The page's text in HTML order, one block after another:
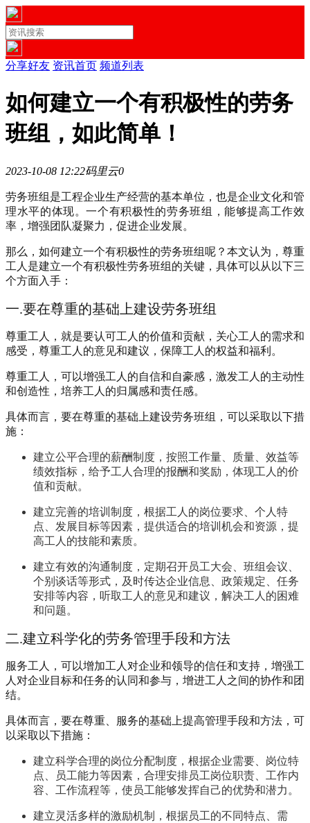
分享好友 资讯首页 频道列表
如何建立一个有积极性的劳务
班组，如此简单！
2023-10-08 12:22码里云0
劳务班组是工程企业生产经营的基本单位，也是企业文化和管
理水平的体现。一个有积极性的劳务班组，能够提高工作效
率，增强团队凝聚力，促进企业发展。
那么，如何建立一个有积极性的劳务班组呢？本文认为，尊重
工人是建立一个有积极性劳务班组的关键，具体可以从以下三
个方面入手：
一.要在尊重的基础上建设劳务班组
尊重工人，就是要认可工人的价值和贡献，关心工人的需求和
感受，尊重工人的意见和建议，保障工人的权益和福利。
尊重工人，可以增强工人的自信和自豪感，激发工人的主动性
和创造性，培养工人的归属感和责任感。
具体而言，要在尊重的基础上建设劳务班组，可以采取以下措
施：
建立公平合理的薪酬制度 ，按照工作量、质量、效益等
绩效指标，给予工人合理的报酬和奖励，体现工人的价
值和贡献。
建立完善的培训制度 ，根据工人的岗位要求、个人特
点、发展目标等因素，提供适合的培训机会和资源，提
高工人的技能和素质。
建立有效的沟通制度 ，定期召开员工大会、班组会议、
个别谈话等形式，及时传达企业信息、政策规定、任务
安排等内容，听取工人的意见和建议，解决工人的困难
和问题。
二.建立科学化的劳务管理手段和方法
服务工人，可以增加工人对企业和领导的信任和支持，增强工
人对企业目标和任务的认同和参与，增进工人之间的协作和团
结。
具体而言，要在尊重、服务的基础上提高管理手段和方法，可
以采取以下措施：
建立科学合理的岗位分配制度 ，根据企业需要、岗位特
点、员工能力等因素，合理安排员工岗位职责、工作内
容、工作流程等，使员工能够发挥自己的优势和潜力。
建立灵活多样的激励机制
，根据员工的不同特点、需